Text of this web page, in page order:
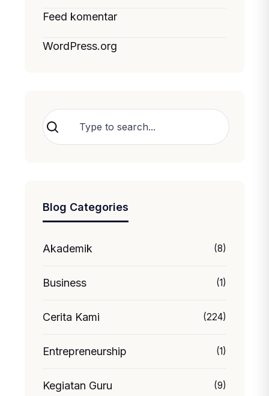
Feed komentar
WordPress.org
Cari
Blog Categories
Akademik (8)
Business (1)
Cerita Kami (224)
Entrepreneurship (1)
Kegiatan Guru (9)